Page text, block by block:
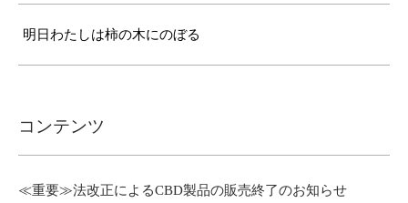
明日わたしは柿の木にのぼる
コンテンツ
≪重要≫法改正によるCBD製品の販売終了のお知らせ